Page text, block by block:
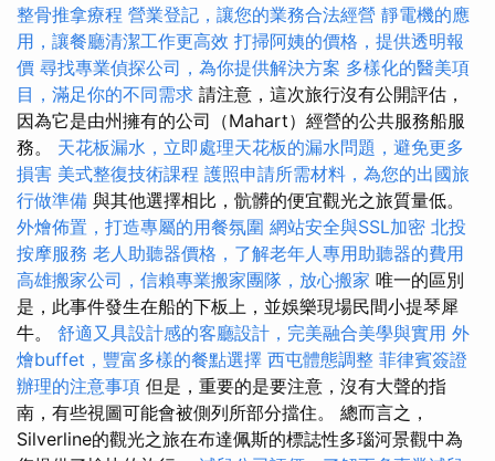
整骨推拿療程 營業登記，讓您的業務合法經營 靜電機的應
用，讓餐廳清潔工作更高效 打掃阿姨的價格，提供透明報
價 尋找專業偵探公司，為你提供解決方案 多樣化的醫美項
目，滿足你的不同需求 請注意，這次旅行沒有公開評估，
因為它是由州擁有的公司（Mahart）經營的公共服務船服
務。 天花板漏水，立即處理天花板的漏水問題，避免更多
損害 美式整復技術課程 護照申請所需材料，為您的出國旅
行做準備 與其他選擇相比，骯髒的便宜觀光之旅質量低。
外燴佈置，打造專屬的用餐氛圍 網站安全與SSL加密 北投
按摩服務 老人助聽器價格，了解老年人專用助聽器的費用
高雄搬家公司，信賴專業搬家團隊，放心搬家 唯一的區別
是，此事件發生在船的下板上，並娛樂現場民間小提琴犀
牛。 舒適又具設計感的客廳設計，完美融合美學與實用 外
燴buffet，豐富多樣的餐點選擇 西屯體態調整 菲律賓簽證
辦理的注意事項 但是，重要的是要注意，沒有大聲的​​指
南，有些視圖可能會被側列所部分擋住。 總而言之，
Silverline的觀光之旅在布達佩斯的標誌性多瑙河景觀中為